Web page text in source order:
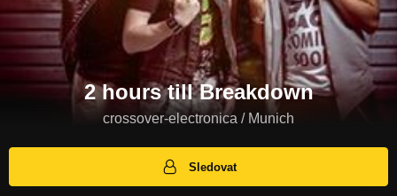
2 hours till Breakdown
crossover-electronica / Munich
Sledovat